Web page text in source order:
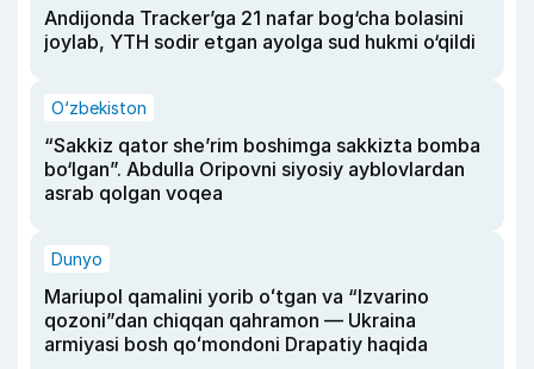
Andijonda Tracker’ga 21 nafar bog‘cha bolasini
joylab, YTH sodir etgan ayolga sud hukmi o‘qildi
O‘zbekiston
“Sakkiz qator she’rim boshimga sakkizta bomba
bo‘lgan”. Abdulla Oripovni siyosiy ayblovlardan
asrab qolgan voqea
Dunyo
Mariupol qamalini yorib oʻtgan va “Izvarino
qozoni”dan chiqqan qahramon — Ukraina
armiyasi bosh qoʻmondoni Drapatiy haqida